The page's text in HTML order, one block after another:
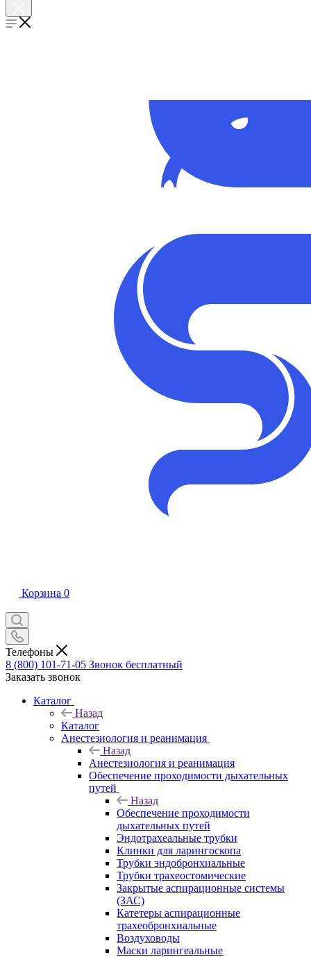
Корзина 0
Телефоны
8 (800) 101-71-05 Звонок бесплатный
Заказать звонок
Каталог
Назад
Каталог
Анестезиология и реанимация
Назад
Анестезиология и реанимация
Обеспечение проходимости дыхательных
путей
Назад
Обеспечение проходимости
дыхательных путей
Эндотрахеальные трубки
Клинки для ларингоскопа
Трубки эндобронхиальные
Трубки трахеостомические
Закрытые аспирационные системы
(ЗАС)
Катетеры аспирационные
трахеобронхиальные
Воздуховоды
Маски ларингеальные